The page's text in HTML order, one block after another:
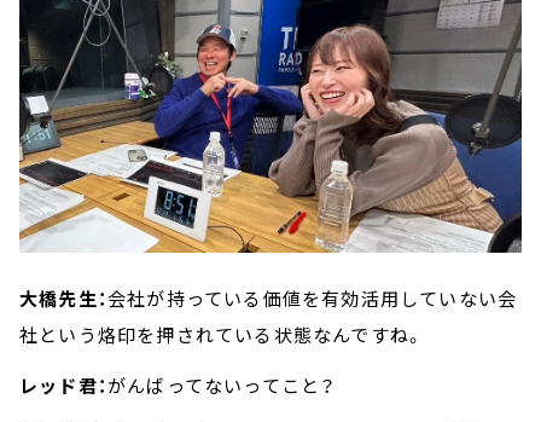
大橋先生：会社が持っている価値を有効活用していない会
社という烙印を押されている状態なんですね。
レッド君：がんばってないってこと？